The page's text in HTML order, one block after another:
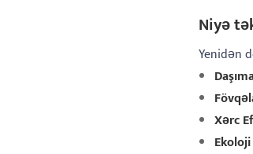
Niyə
Yenidən
Xərc